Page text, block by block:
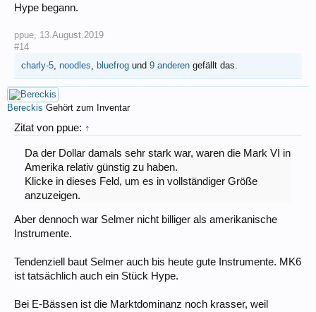
Hype begann.
ppue 13.August.2019
#14
charly-5 noodles bluefrog und 9 anderen gefällt das.
Bereckis Gehört zum Inventar
Zitat von ppue: ↑
Da der Dollar damals sehr stark war, waren die Mark VI in
Amerika relativ günstig zu haben.
Klicke in dieses Feld, um es in vollständiger Größe
anzuzeigen.
Aber dennoch war Selmer nicht billiger als amerikanische
Instrumente.
Tendenziell baut Selmer auch bis heute gute Instrumente. MK6
ist tatsächlich auch ein Stück Hype.
Bei E-Bässen ist die Marktdominanz noch krasser, weil